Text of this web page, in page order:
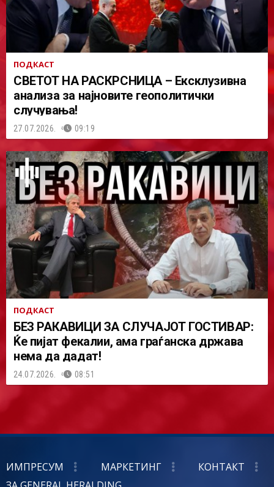
ПОДКАСТ
СВЕТОТ НА РАСКРСНИЦА – Ексклузивна
анализа за најновите геополитички
случувања!
27.07.2026. 09:19
ПОДКАСТ
БЕЗ РАКАВИЦИ ЗА СЛУЧАЈОТ ГОСТИВАР:
Ќе пијат фекалии, ама граѓанска држава
нема да дадат!
24.07.2026. 08:51
ИМПРЕСУМ МАРКЕТИНГ
КОНТАКТ